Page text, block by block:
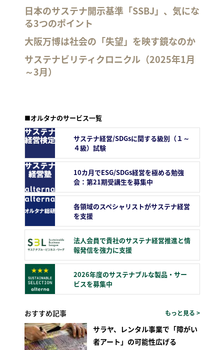
日本のサステナ開示基準「SSBJ」、気にな
る3つのポイント
大阪万博は社会の「失望」を映す鏡なのか
サステナビリティクロニクル（2025年1月
～3月）
■オルタナのサービス一覧
サステナ経営/SDGsに関する級別（１～
４級）試験
10カ月でESG/SDGs経営を極める勉強
会：第21期受講生を募集中
各領域のスペシャリストがサステナ経営
を支援
法人会員で貴社のサステナ経営推進と情
報発信を強力に支援
2026年度のサステナブルな製品・サー
ビスを募集中
おすすめ記事 もっと見る >
サラヤ、レンタル事業で「障がい
者アート」の可能性広げる